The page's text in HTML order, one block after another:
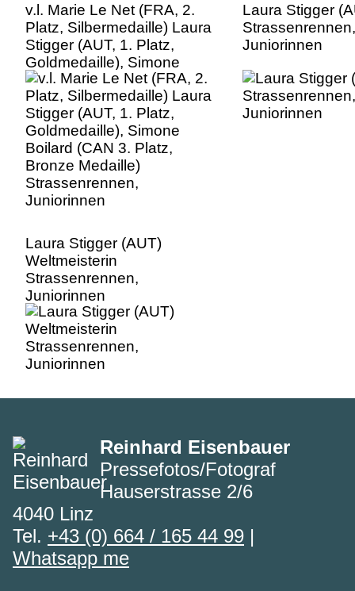
v.l. Marie Le Net (FRA, 2.
Platz, Silbermedaille) Laura
Stigger (AUT, 1. Platz,
Goldmedaille), Simone
Boilard (CAN 3. Platz,
Bronze Medaille)
Strassenrennen,
Juniorinnen
Laura Stigger
Strassenrennen,
Juniorinnen
Laura Stigger (AUT)
Weltmeisterin
Strassenrennen,
Juniorinnen
Reinhard Eisenbauer
Pressefotos/Fotograf
Hauserstrasse 2/6
4040 Linz
Tel. +43 (0) 664 / 165 44 99 |
Whatsapp me